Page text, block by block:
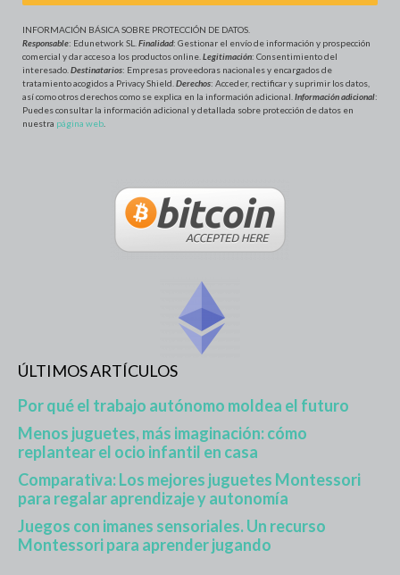
INFORMACIÓN BÁSICA SOBRE PROTECCIÓN DE DATOS
Responsable: Edunetwork SL. Finalidad: Gestionar el envío de información y prospección
comercial y dar acceso a los productos online. Legitimación: Consentimiento del
interesado. Destinatarios: Empresas proveedoras nacionales y encargados de
tratamiento acogidos a Privacy Shield. Derechos: Acceder, rectificar y suprimir los datos,
así como otros derechos como se explica en la información adicional. Información adicional:
Puedes consultar la información adicional y detallada sobre protección de datos en
nuestra página web
ÚLTIMOS ARTÍCULOS
Por qué el trabajo autónomo moldea el futuro
Menos juguetes, más imaginación: cómo
replantear el ocio infantil en casa
Comparativa: Los mejores juguetes Montessori
para regalar aprendizaje y autonomía
Juegos con imanes sensoriales. Un recurso
Montessori para aprender jugando